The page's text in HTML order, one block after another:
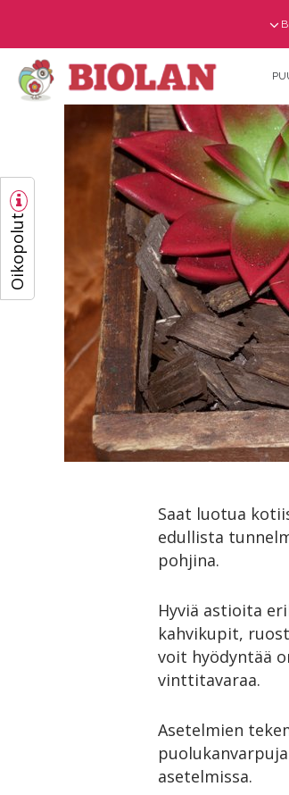
Oikopolut
Saat luotua
edullista
pohjina.
Hyviä astioita
kahvikupit,
voit hyödyntää
vinttitavaraa.
Asetelmien
asetelmissa.